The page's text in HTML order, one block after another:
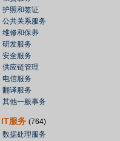
护照和签证
公共关系服务
维修和保养
研发服务
安全服务
供应链管理
电信服务
翻译服务
其他一般事务
IT服务 (764)
数据处理服务